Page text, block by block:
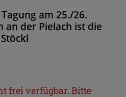
am 25./26.
an der Pielach ist die
frei verfügbar. Bitte